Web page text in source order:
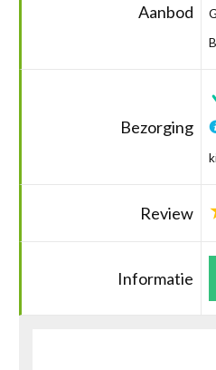
Aanbod
Bezorging
Review
Informatie